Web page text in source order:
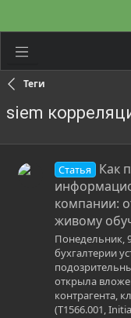
Теги
siem
Статья
Как
компании:
живому
Понедельник,
бухгалтерии
открыла
контрагента,
(T1566.001,